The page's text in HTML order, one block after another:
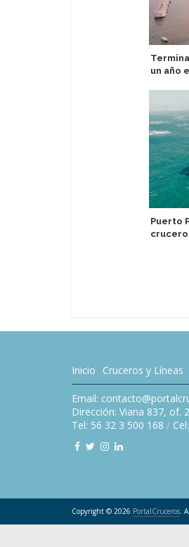
un año
Puerto
Inicio Cruceros y Líneas
Email:
Dirección: Viana 837, of.
Tel: 56 32 3 500 168 /
Copyright © 2026 PortalCruceros.